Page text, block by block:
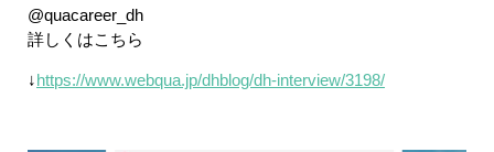
@quacareer_dh
詳しくはこちら
↓https://www.webqua.jp/dhblog/dh-interview/3198/